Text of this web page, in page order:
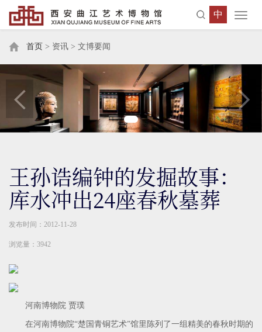
中
首页 > 资讯 > 文博要闻
王孙诰编钟的发掘故事：
库水冲出24座春秋墓葬
发布时间：2012-11-28
浏览量：3942
河南博物院 贾璞
在河南博物院“楚国青铜艺术”馆里陈列了一组精美的春秋时期的